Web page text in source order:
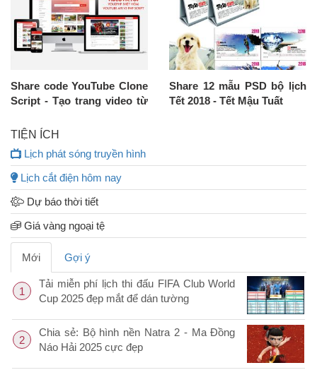
Share code YouTube Clone
Script - Tạo trang video từ
Share 12 mẫu PSD bộ lịch
Tết 2018 - Tết Mậu Tuất
TIỆN ÍCH
Lịch phát sóng truyền hình
Lịch cắt điện hôm nay
Dự báo thời tiết
Giá vàng ngoại tệ
Mới Gợi ý
1
Tải miễn phí lịch thi đấu FIFA Club World
Cup 2025 đẹp mắt để dán tường
2
Chia sẻ: Bộ hình nền Natra 2 - Ma Đồng
Náo Hải 2025 cực đẹp